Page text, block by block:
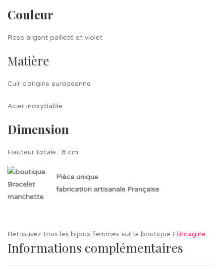
Couleur
Rose argent pailleté et violet
Matière
Cuir d’origine européenne
Acier inoxydable
Dimension
Hauteur totale : 8 cm
Pièce unique
fabrication artisanale Française
Retrouvez tous les bijoux femmes sur la boutique Filimagine.
Informations complémentaires